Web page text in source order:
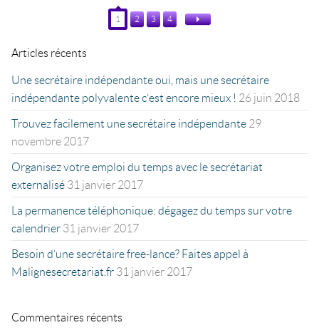
1 2 3 4
Articles récents
Une secrétaire indépendante oui, mais une secrétaire
indépendante polyvalente c’est encore mieux ! 26 juin 2018
Trouvez facilement une secrétaire indépendante 29
novembre 2017
Organisez votre emploi du temps avec le secrétariat
externalisé 31 janvier 2017
La permanence téléphonique : dégagez du temps sur votre
calendrier 31 janvier 2017
Besoin d’une secrétaire free-lance ? Faites appel à
Malignesecretariat.fr 31 janvier 2017
Commentaires récents